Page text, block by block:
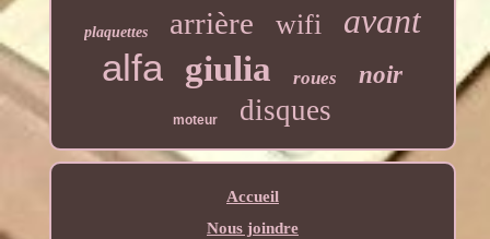
plaquettes arrière wifi avant
alfa giulia roues noir
moteur disques
Accueil
Nous joindre